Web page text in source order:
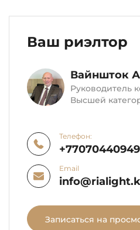
Ваш риэлтор
Вайншток
Руководитель
Высшей
Телефон:
+77070440949
Email
Записаться на